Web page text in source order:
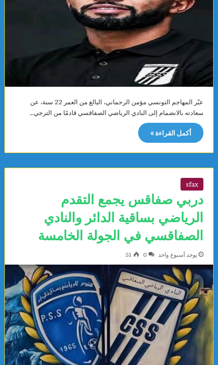
عبّر المهاجم التونسي مؤمن الرحماني، البالغ من العمر 22 سنة، عن
سعادته بالانضمام إلى النادي الرياضي الصفاقسي قادمًا من الترجي…
أكمل القراءة »
sfax
دربي صفاقس يجمع التقدم
الرياضي بساقية الدائر والنادي
الصفاقسي في الجولة الخامسة
يوجد أسبوع واحد 0
51